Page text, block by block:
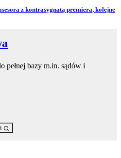
z kontrasygnatą premiera, kolejne
pełnej bazy m.in. sądów i